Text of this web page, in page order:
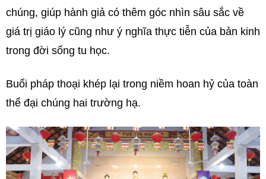
chúng, giúp hành giả có thêm góc nhìn sâu sắc về
giá trị giáo lý cũng như ý nghĩa thực tiễn của bản kinh
trong đời sống tu học.
Buổi pháp thoại khép lại trong niềm hoan hỷ của toàn
thể đại chúng hai trường hạ.